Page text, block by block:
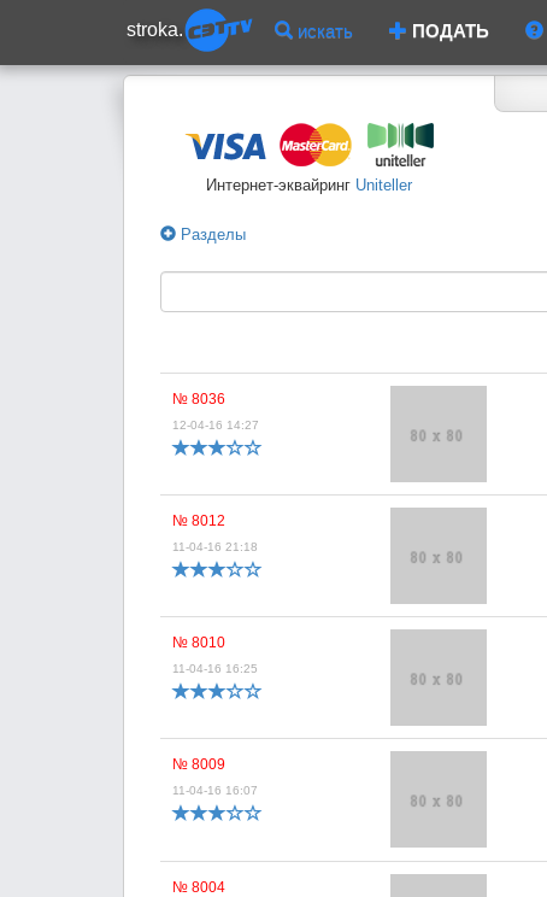
stroka. искать ПОДАТЬ
Интернет-эквайринг Uniteller
Разделы
№ 8036
12-04-16 14:27
№ 8012
11-04-16 21:18
№ 8010
11-04-16 16:25
№ 8009
11-04-16 16:07
№ 8004